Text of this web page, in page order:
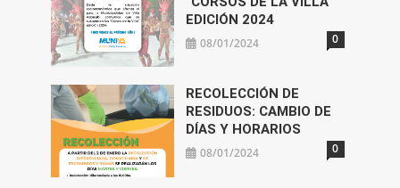
EDICIÓN 2024
08/01/2024 0
RECOLECCIÓN DE
RESIDUOS: CAMBIO DE
DÍAS Y HORARIOS
08/01/2024 0